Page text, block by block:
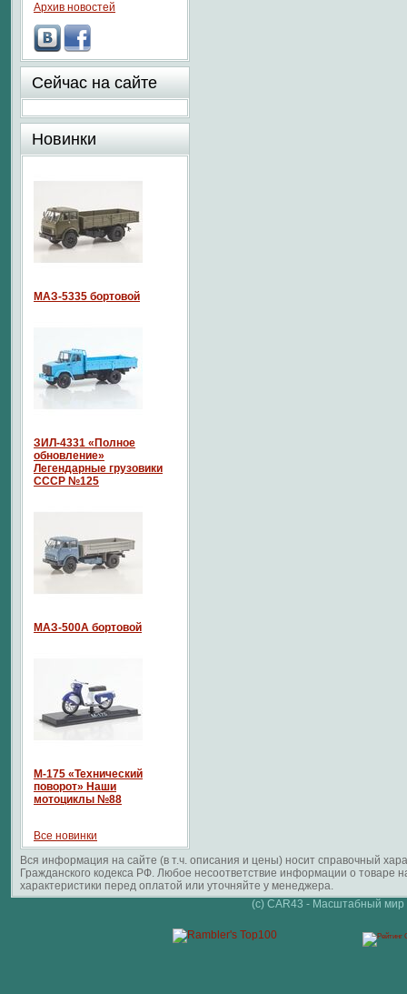
Архив новостей
Сейчас на сайте
Новинки
МАЗ-5335 бортовой
ЗИЛ-4331 «Полное
обновление»
Легендарные грузовики
СССР №125
МАЗ-500А бортовой
М-175 «Технический
поворот» Наши
мотоциклы №88
Все новинки
Вся информация на сайте (в т.ч. описания и цены) носит справочный
Гражданского кодекса РФ. Любое несоответствие информации о
характеристики перед оплатой или уточняйте у менеджера.
(c) CAR43 - Масштабный мир